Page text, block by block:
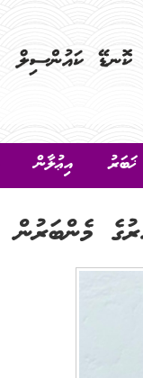
ޚަބަރު އިޢުލާން